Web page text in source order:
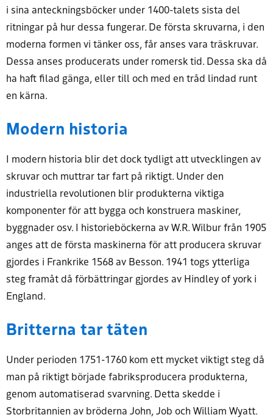
i sina anteckningsböcker under 1400-talets sista del
ritningar på hur dessa fungerar. De första skruvarna, i den
moderna formen vi tänker oss, får anses vara träskruvar.
Dessa anses producerats under romersk tid. Dessa ska då
ha haft filad gänga, eller till och med en tråd lindad runt
en kärna.
Modern historia
I modern historia blir det dock tydligt att utvecklingen av
skruvar och muttrar tar fart på riktigt. Under den
industriella revolutionen blir produkterna viktiga
komponenter för att bygga och konstruera maskiner,
byggnader osv. I historieböckerna av W.R. Wilbur från 1905
anges att de första maskinerna för att producera skruvar
gjordes i Frankrike 1568 av Besson. 1941 togs ytterliga
steg framåt då förbättringar gjordes av Hindley of york i
England.
Britterna tar täten
Under perioden 1751-1760 kom ett mycket viktigt steg då
man på riktigt började fabriksproducera produkterna,
genom automatiserad svarvning. Detta skedde i
Storbritannien av bröderna John, Job och William Wyatt.